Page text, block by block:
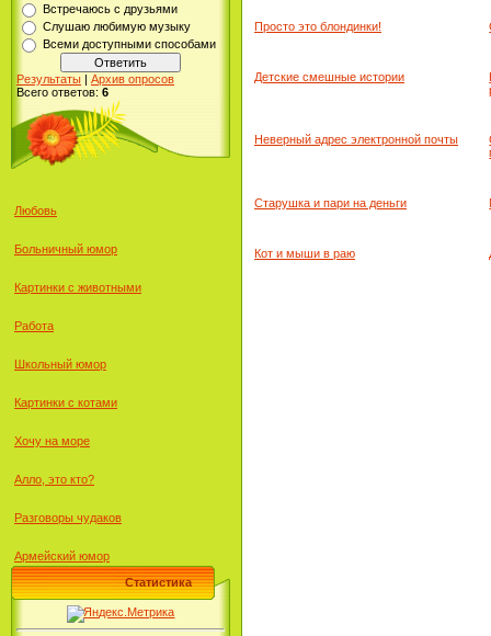
Встречаюсь с друзьями
Слушаю любимую музыку
Всеми доступными способами
Результаты | Архив опросов
Всего ответов: 6
Любовь
Больничный юмор
Картинки с животными
Работа
Школьный юмор
Картинки с котами
Хочу на море
Алло, это кто?
Разговоры чудаков
Армейский юмор
Статистика
Просто это блондинки!
Детские смешные истории
Неверный адрес электронной почты
Старушка и пари на деньги
Кот и мыши в раю